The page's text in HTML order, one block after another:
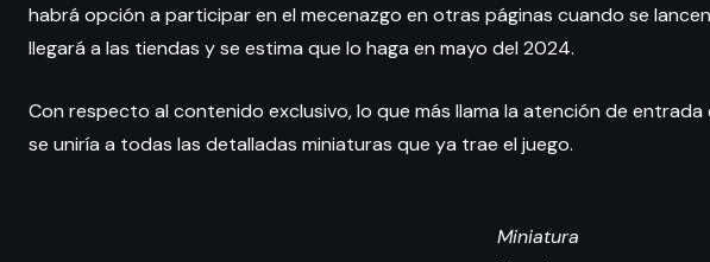
habrá opción a participar en el mecenazgo en otras páginas cuando se
llegará a las tiendas y se estima que lo haga en mayo del 2024.
Con respecto al contenido exclusivo, lo que más llama la atención de entrada
se uniría a todas las detalladas miniaturas que ya trae el juego.
Miniatura